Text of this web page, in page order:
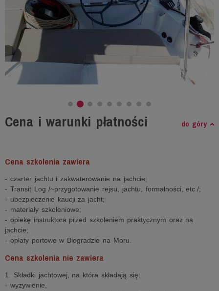
Cena i warunki płatności do góry
Cena szkolenia zawiera
- czarter jachtu i zakwaterowanie na jachcie;
- Transit Log /~przygotowanie rejsu, jachtu, formalności, etc./;
- ubezpieczenie kaucji za jacht;
- materiały szkoleniowe;
- opiekę instruktora przed szkoleniem praktycznym oraz na
jachcie;
- opłaty portowe w Biogradzie na Moru.
Cena szkolenia nie zawiera
1. Składki jachtowej, na która składają się:
- wyżywienie,